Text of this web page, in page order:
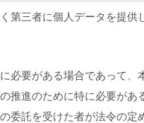
第三者に個人データを提供
要がある場合であって、
進のために特に必要があ
託を受けた者が法令の